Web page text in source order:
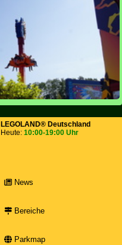
LEGOLAND® Deutschland
Heute: 10:00-19:00 Uhr
News
Bereiche
Parkmap